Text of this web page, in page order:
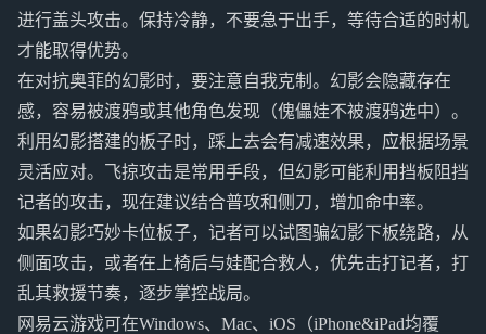
进行盖头攻击。保持冷静，不要急于出手，等待合适的时机
才能取得优势。
在对抗奥菲的幻影时，要注意自我克制。幻影会隐藏存在
感，容易被渡鸦或其他角色发现（傀儡娃不被渡鸦选中）。
利用幻影搭建的板子时，踩上去会有减速效果，应根据场景
灵活应对。飞掠攻击是常用手段，但幻影可能利用挡板阻挡
记者的攻击，现在建议结合普攻和侧刀，增加命中率。
如果幻影巧妙卡位板子，记者可以试图骗幻影下板绕路，从
侧面攻击，或者在上椅后与娃配合救人，优先击打记者，打
乱其救援节奏，逐步掌控战局。
网易云游戏可在Windows、Mac、iOS（iPhone&iPad均覆